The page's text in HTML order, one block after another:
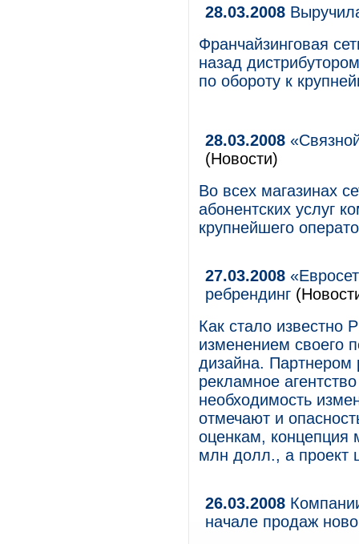
28.03.2008
Франчайзинговая
назад
по обороту к
28.03.2008
(Новости)
Во всех магазинах
абонентских услуг
крупнейшего
27.03.2008
ребрендинг
Как стало известно
изменением своего
дизайна. Партнером
рекламное
необходимость
отмечают и
оценкам, концепция
млн долл., а
26.03.2008
начале продаж